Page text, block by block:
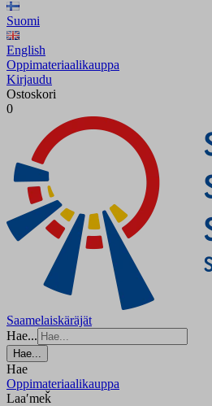
Suomi
English
Oppimateriaalikauppa
Kirjaudu
Ostoskori
0
Saamelaiskäräjät
Hae...
Hae...
Hae
Oppimateriaalikauppa
Laaʹmeǩ